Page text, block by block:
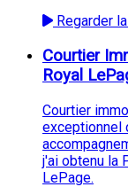
Regarder
Courtier
Royal
Courtier
exceptionnel
j'ai obtenu la
LePage.